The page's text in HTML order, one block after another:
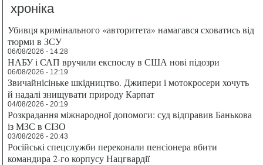
хроніка
Убивця кримінального «авторитета» намагався сховатись від
тюрми в ЗСУ
06/08/2026 - 14:28
НАБУ і САП вручили експослу в США нові підозри
06/08/2026 - 12:19
Звичайнісіньке шкідництво. Джипери і мотокросери хочуть
й надалі знищувати природу Карпат
04/08/2026 - 20:19
Розкрадання міжнародної допомоги: суд відправив Банькова
із МЗС в СІЗО
03/08/2026 - 20:43
Російські спецслужби переконали пенсіонера вбити
командира 2-го корпусу Нацгвардії